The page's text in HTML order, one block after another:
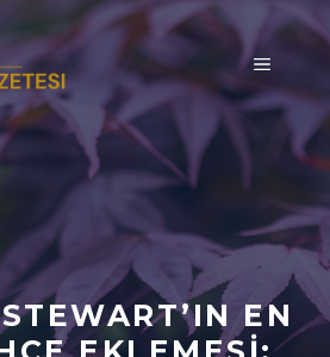
MENÜ
EN